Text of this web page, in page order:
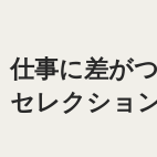
仕事に差が
セレクショ